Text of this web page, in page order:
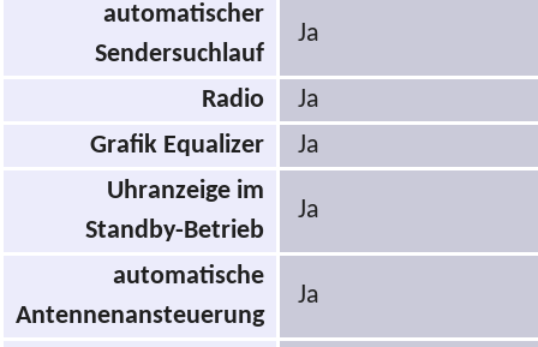
automatischer
Sendersuchlauf
Ja
Radio
Ja
Grafik Equalizer
Ja
Uhranzeige im
Standby-Betrieb
Ja
automatische
Antennenansteuerung
Ja